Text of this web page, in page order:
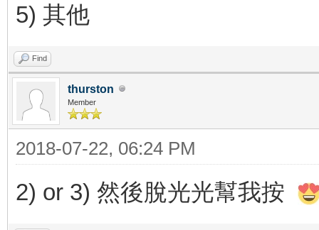
5) 其他
Find
thurston
Member
2018-07-22, 06:24 PM
2) or 3) 然後脫光光幫我按